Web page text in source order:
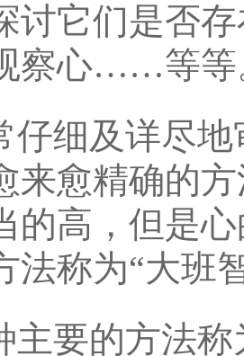
讨它们是否
察心……等等
仔细及详尽
来愈精确的
的高，但是
法称为“大班
主要的方法